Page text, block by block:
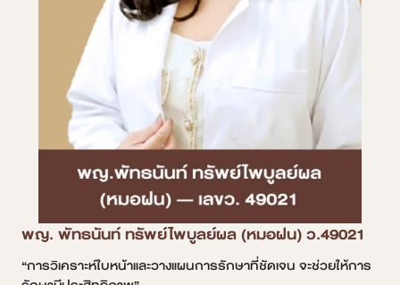
พญ. พัทธนันท์ ทรัพย์ไพบูลย์ผล (หมอฝน) ว.49021
“การวิเคราะห์ใบหน้าและวางแผนการรักษาที่ชัดเจน จะช่วยให้การ